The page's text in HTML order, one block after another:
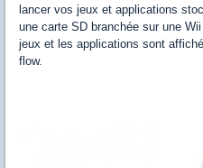
lancer vos jeux et applications
une carte SD branchée sur une
jeux et les applications sont
flow.